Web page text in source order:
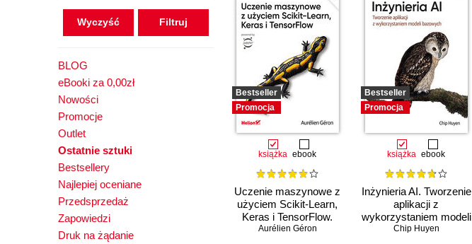
Wyczyść
BLOG
eBooki za 0,00zł
Nowości
Promocje
Outlet
Ostatnie sztuki
Bestsellery
Najlepiej oceniane
Przedsprzedaż
Zapowiedzi
Druk na żądanie
Bestseller
Promocja
książka ebook
Uczenie maszynowe z
użyciem Scikit-Learn,
Keras i TensorFlow.
Wydanie III
Aurélien Géron
Bestseller
Promocja
książka ebook
Inżynieria AI. Tworzenie
aplikacji z
wykorzystaniem modeli
bazowych
Chip Huyen